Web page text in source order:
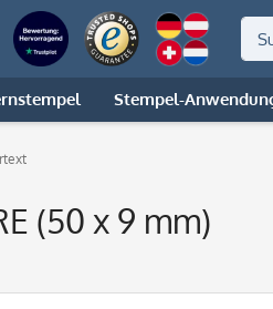
Stempel-
(50 x 9 mm)